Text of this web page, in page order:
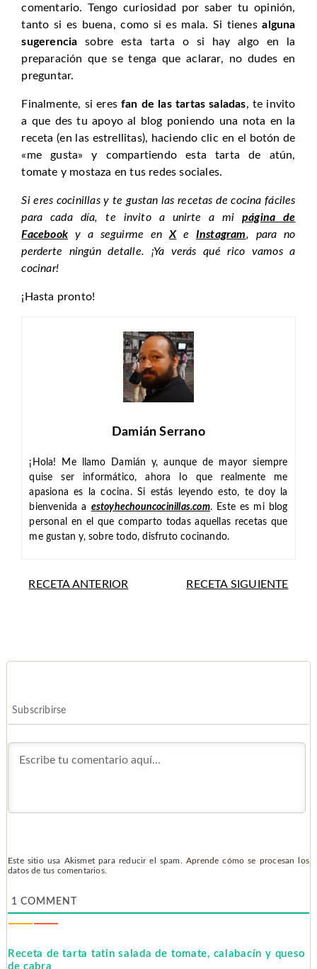
comentario. Tengo curiosidad por saber tu opinión,
tanto si es buena, como si es mala. Si tienesalguna
sugerencia sobre esta tarta o si hay algo en la
preparación que se tenga que aclarar, no dudes en
preguntar.
Finalmente, si eresfan de las tartas saladas, te invito
a que des tu apoyo al blog poniendo una nota en la
receta (en las estrellitas), haciendo clic en el botón de
«me gusta» y compartiendo esta tarta de atún,
tomate y mostaza en tus redes sociales.
Si eres cocinillas y te gustan las recetas de cocina fáciles
para cada día, te invito a unirte a mipágina de
Facebook y a seguirme enXe Instagram, para no
perderte ningún detalle. ¡Ya verás qué rico vamos a
cocinar!
¡Hasta pronto!
Damián Serrano
¡Hola! Me llamo Damián y, aunque de mayor siempre
quise ser informático, ahora lo que realmente me
apasiona es la cocina. Si estás leyendo esto, te doy la
bienvenida a estoyhechouncocinillas.com. Este es mi blog
personal en el que comparto todas aquellas recetas que
me gustan y, sobre todo, disfruto cocinando.
RECETA ANTERIOR RECETA SIGUIENTE
Subscribirse
Este sitio usa Akismet para reducir el spam. Aprende cómo se procesan los
datos de tus comentarios.
1 COMMENT
Receta de tarta tatin salada de tomate, calabacín y queso
de cabra